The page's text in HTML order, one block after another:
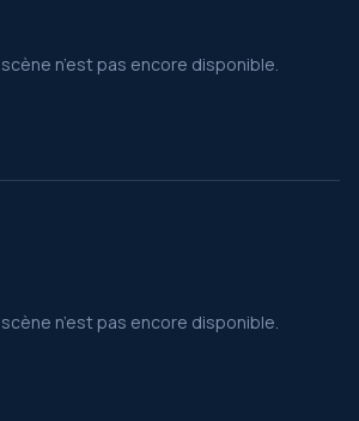
n’est pas encore disponible.
n’est pas encore disponible.